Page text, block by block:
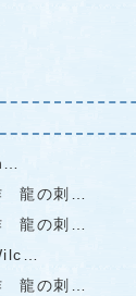
龍の刺…
龍の刺…
龍の刺…